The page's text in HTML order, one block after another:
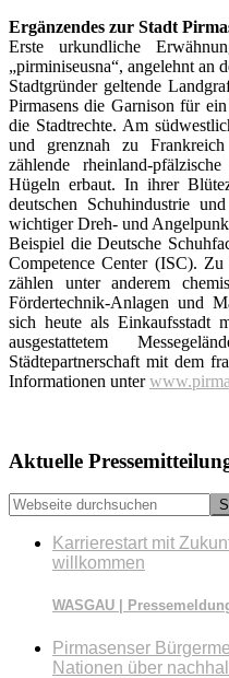
Ergänzendes zur Stadt
Erste urkundliche
„pirminiseusna“, angelehnt an
Stadtgründer geltende
Pirmasens die Garnison für
die Stadtrechte. Am
und grenznah zu
zählende rheinland-
Hügeln erbaut. In ihrer
deutschen Schuhindustrie
wichtiger Dreh- und
Beispiel die Deutsche
Competence Center (ISC). Zu
zählen unter anderem
Fördertechnik-Anlagen und
sich heute als Einkaufsstadt
ausgestattetem
Städtepartnerschaft mit dem
Informationen unter
Seitenspalte
Aktuelle
Webseite
durchsuchen
Karrierestart mit
willkommen
WASGAU |
Pirmasenser
Nationen über